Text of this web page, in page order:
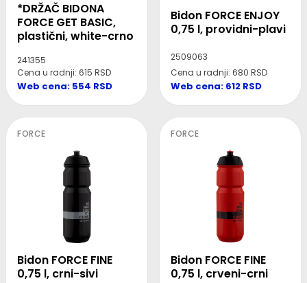
*DRŽAČ BIDONA
FORCE GET BASIC,
plastični, white-crno
241355
Cena u radnji: 615 RSD
Web cena: 554 RSD
Bidon FORCE ENJOY
0,75 l, providni-plavi
2509063
Cena u radnji: 680 RSD
Web cena: 612 RSD
FORCE
Bidon FORCE FINE
0,75 l, crni-sivi
FORCE
Bidon FORCE FINE
0,75 l, crveni-crni